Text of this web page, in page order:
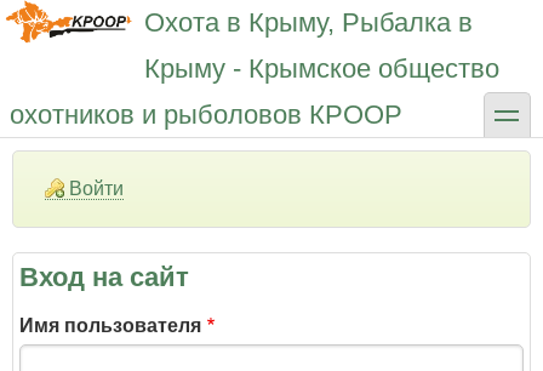
Перейти
Охота в Крыму, Рыбалка в
Крыму - Крымское общество
охотников и рыболовов КРООР
toggle
Войти
Вход на сайт
Имя пользователя